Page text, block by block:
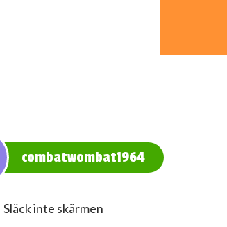
combatwombat1964
Släck inte skärmen